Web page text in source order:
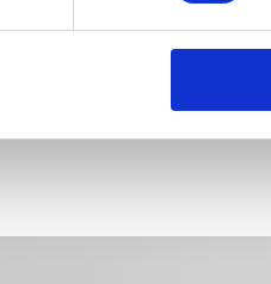
vi finns här hela resan,
i handen. Tryggt,